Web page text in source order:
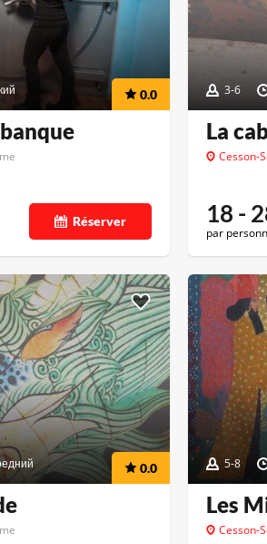
0.0
Réserver
3-6
La
Cesson-
18 -
par
0.0 5-8
Les
Cesson-